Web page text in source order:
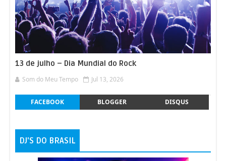
25 Le tue parole - Andrea Bocelli
26 Ven a Mi - Andrea Bocelli, Matteo Bocelli
27 Tu Eres Mi Tesoro - Andrea Bocelli
Vivo - Andrea Bocelli
Sorridi amore vai (From "Life Is Beautiful")
30 Mascagni - Andrea Bocelli
13 de julho – Dia Mundial do Rock
Som do Meu Tempo Jul 13, 2026
FACEBOOK BLOGGER DISQUS
DJ'S DO BRASIL